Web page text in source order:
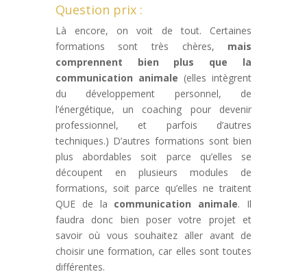
Question prix :
Là encore, on voit de tout. Certaines
formations sont très chères, mais
comprennent bien plus que la
communication animale (elles intègrent
du développement personnel, de
l’énergétique, un coaching pour devenir
professionnel, et parfois d’autres
techniques.) D’autres formations sont bien
plus abordables soit parce qu’elles se
découpent en plusieurs modules de
formations, soit parce qu’elles ne traitent
QUE de la communication animale. Il
faudra donc bien poser votre projet et
savoir où vous souhaitez aller avant de
choisir une formation, car elles sont toutes
différentes.